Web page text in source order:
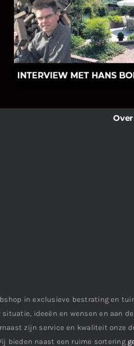
INTERVIEW MET
BOEREMA
Hoe Bricks and Stones
wat Hans Boerema motiveert
wereld van klinkers en
Over
in exclusieve bestrating en
ideeën en wensen en aan
zijn service en kwaliteit onze
bieden naast een ruime sortering